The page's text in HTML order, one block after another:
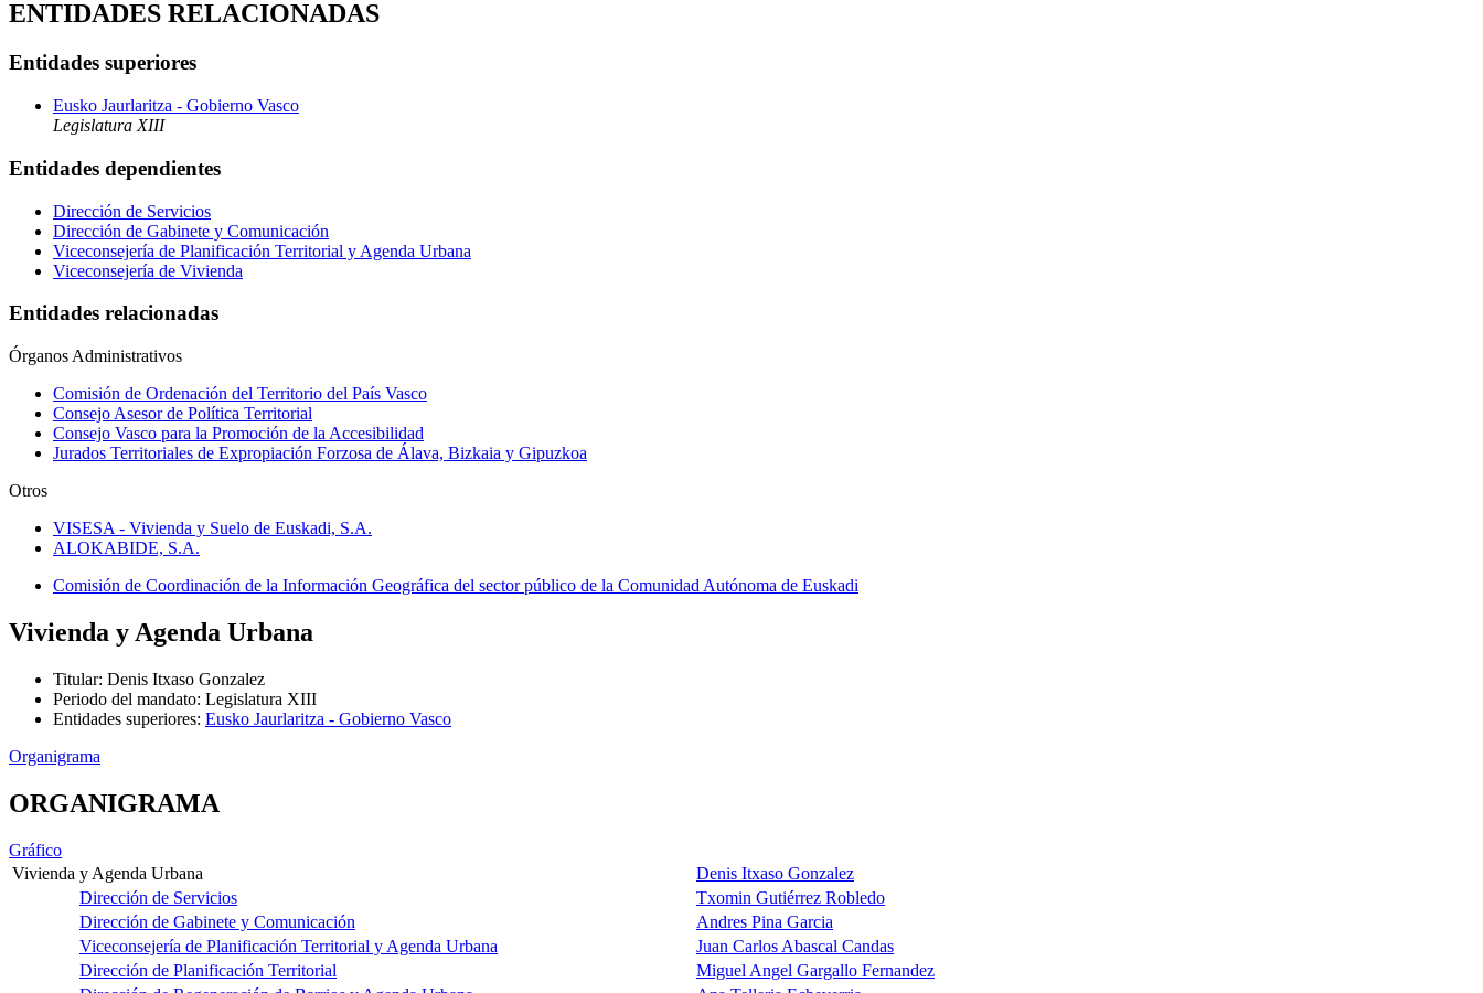
ENTIDADES RELACIONADAS
Entidades superiores
Eusko Jaurlaritza - Gobierno Vasco
Legislatura XIII
Entidades dependientes
Dirección de Servicios
Dirección de Gabinete y Comunicación
Viceconsejería de Planificación Territorial y Agenda Urbana
Viceconsejería de Vivienda
Entidades relacionadas
Órganos Administrativos
Comisión de Ordenación del Territorio del País Vasco
Consejo Asesor de Política Territorial
Consejo Vasco para la Promoción de la Accesibilidad
Jurados Territoriales de Expropiación Forzosa de Álava, Bizkaia y Gipuzkoa
Otros
VISESA - Vivienda y Suelo de Euskadi, S.A.
ALOKABIDE, S.A.
Comisión de Coordinación de la Información Geográfica del sector público de la Comunidad Autónoma de Euskadi
Vivienda y Agenda Urbana
Titular: Denis Itxaso Gonzalez
Periodo del mandato: Legislatura XIII
Entidades superiores: Eusko Jaurlaritza - Gobierno Vasco
Organigrama
ORGANIGRAMA
Gráfico
Vivienda y Agenda Urbana
Denis Itxaso Gonzalez
Dirección de Servicios
Txomin Gutiérrez Robledo
Dirección de Gabinete y Comunicación
Andres Pina Garcia
Viceconsejería de Planificación Territorial y Agenda Urbana
Juan Carlos Abascal Candas
Dirección de Planificación Territorial
Miguel Angel Gargallo Fernandez